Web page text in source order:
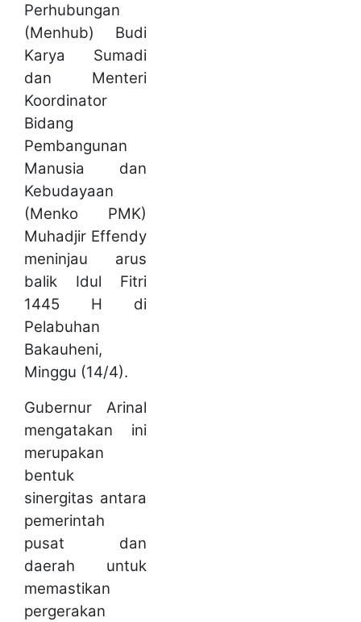
Perhubungan
(Menhub) Budi
Karya Sumadi
dan Menteri
Koordinator
Bidang
Pembangunan
Manusia dan
Kebudayaan
(Menko PMK)
Muhadjir Effendy
meninjau arus
balik Idul Fitri
1445 H di
Pelabuhan
Bakauheni,
Minggu (14/4).
Gubernur Arinal
mengatakan ini
merupakan
bentuk
sinergitas antara
pemerintah
pusat dan
daerah untuk
memastikan
pergerakan